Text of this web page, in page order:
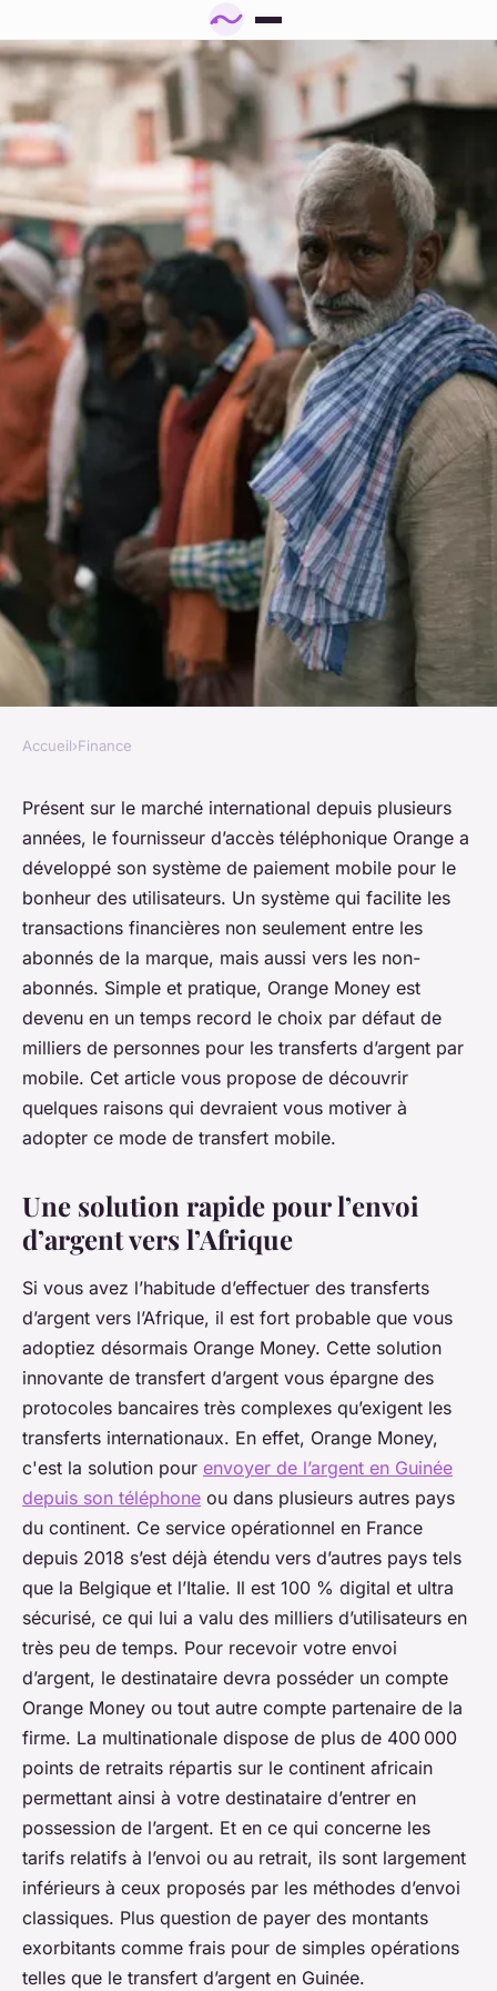
Comment envoyer de l'argent
en Guinée avec Orange Money
?
oqtej•26 juin 2023•3 min de lecture
Accueil›Finance
Présent sur le marché international depuis plusieurs
années, le fournisseur d’accès téléphonique Orange a
développé son système de paiement mobile pour le
bonheur des utilisateurs. Un système qui facilite les
transactions financières non seulement entre les
abonnés de la marque, mais aussi vers les non-
abonnés. Simple et pratique, Orange Money est
devenu en un temps record le choix par défaut de
milliers de personnes pour les transferts d’argent par
mobile. Cet article vous propose de découvrir
quelques raisons qui devraient vous motiver à
adopter ce mode de transfert mobile.
Une solution rapide pour l’envoi
d’argent vers l’Afrique
Si vous avez l’habitude d’effectuer des transferts
d’argent vers l’Afrique, il est fort probable que vous
adoptiez désormais Orange Money. Cette solution
innovante de transfert d’argent vous épargne des
protocoles bancaires très complexes qu’exigent les
transferts internationaux. En effet, Orange Money,
c'est la solution pour envoyer de l’argent en Guinée
depuis son téléphone ou dans plusieurs autres pays
du continent. Ce service opérationnel en France
depuis 2018 s’est déjà étendu vers d’autres pays tels
que la Belgique et l’Italie. Il est 100 % digital et ultra
sécurisé, ce qui lui a valu des milliers d’utilisateurs en
très peu de temps. Pour recevoir votre envoi
d’argent, le destinataire devra posséder un compte
Orange Money ou tout autre compte partenaire de la
firme. La multinationale dispose de plus de 400 000
points de retraits répartis sur le continent africain
permettant ainsi à votre destinataire d’entrer en
possession de l’argent. Et en ce qui concerne les
tarifs relatifs à l’envoi ou au retrait, ils sont largement
inférieurs à ceux proposés par les méthodes d’envoi
classiques. Plus question de payer des montants
exorbitants comme frais pour de simples opérations
telles que le transfert d’argent en Guinée.